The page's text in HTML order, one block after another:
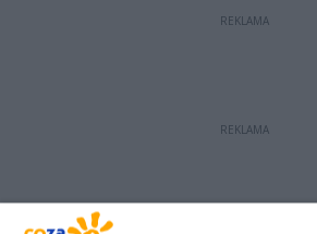
REKLAMA
REKLAMA